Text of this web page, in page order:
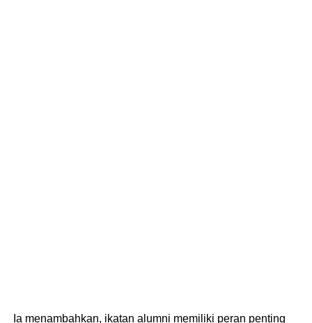
Ia menambahkan, ikatan alumni memiliki peran penting